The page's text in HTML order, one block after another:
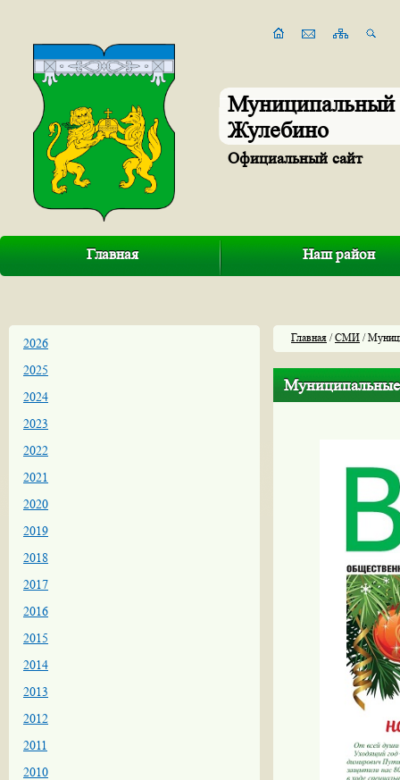
Муниципальный
Жулебино
Официальный сайт
Главная Наш район
2026
2025
2024
2023
2022
2021
2020
2019
2018
2017
2016
2015
2014
2013
2012
2011
2010
Главная /СМИ /